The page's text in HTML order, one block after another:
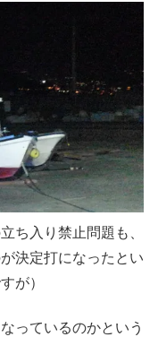
ち入り禁止問題も、
決定打になったとい
が）
っているのかという